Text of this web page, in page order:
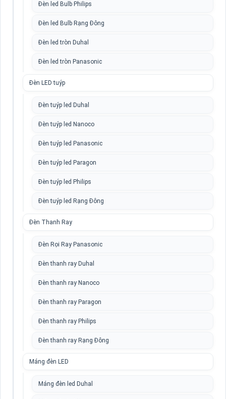
Đèn led Bulb Philips
Đèn led Bulb Rạng Đông
Đèn led tròn Duhal
Đèn led tròn Panasonic
Đèn LED tuýp
Đèn tuýp led Duhal
Đèn tuýp led Nanoco
Đèn tuýp led Panasonic
Đèn tuýp led Paragon
Đèn tuýp led Philips
Đèn tuýp led Rạng Đông
Đèn Thanh Ray
Đèn Rọi Ray Panasonic
Đèn thanh ray Duhal
Đèn thanh ray Nanoco
Đèn thanh ray Paragon
Đèn thanh ray Philips
Đèn thanh ray Rạng Đông
Máng đèn LED
Máng đèn led Duhal